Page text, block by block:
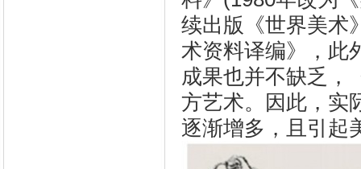
续出版《世界美术
术资料译编》，此
成果也并不缺乏，
方艺术。因此，实
逐渐增多，且引起